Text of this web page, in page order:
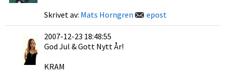
Skrivet av: Mats Horngren epost
2007-12-23 18:48:55
God Jul & Gott Nytt År!
KRAM